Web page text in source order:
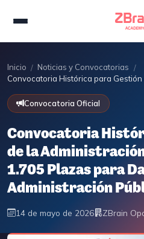
Inicio / Noticias y Convocatorias /
Convocatoria Histórica para
Convocatoria Oficial
Convocatoria
de la
1.705 Plazas para
Administración
14 de mayo de 2026 ZBrain